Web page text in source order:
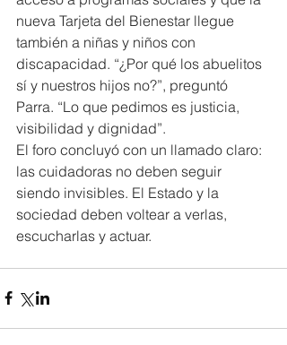
nueva Tarjeta del Bienestar llegue
también a niñas y niños con
discapacidad. “¿Por qué los abuelitos
sí y nuestros hijos no?”, preguntó
Parra. “Lo que pedimos es justicia,
visibilidad y dignidad”.
El foro concluyó con un llamado claro:
las cuidadoras no deben seguir
siendo invisibles. El Estado y la
sociedad deben voltear a verlas,
escucharlas y actuar.